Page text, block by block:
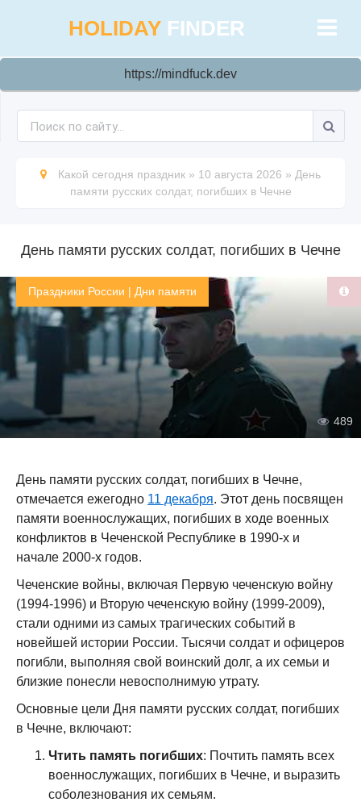
HOLIDAY FINDER
https://mindfuck.dev
Какой сегодня праздник » 10 августа 2026 » День
памяти русских солдат, погибших в Чечне
День памяти русских солдат, погибших в Чечне
Праздники России | Дни памяти
489
День памяти русских солдат, погибших в Чечне,
отмечается ежегодно 11 декабря. Этот день посвящен
памяти военнослужащих, погибших в ходе военных
конфликтов в Чеченской Республике в 1990-х и
начале 2000-х годов.
Чеченские войны, включая Первую чеченскую войну
(1994-1996) и Вторую чеченскую войну (1999-2009),
стали одними из самых трагических событий в
новейшей истории России. Тысячи солдат и офицеров
погибли, выполняя свой воинский долг, а их семьи и
близкие понесли невосполнимую утрату.
Основные цели Дня памяти русских солдат, погибших
в Чечне, включают:
Чтить память погибших: Почтить память всех
военнослужащих, погибших в Чечне, и выразить
соболезнования их семьям.